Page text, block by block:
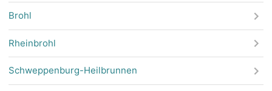
Brohl
Rheinbrohl
Schweppenburg-Heilbrunnen